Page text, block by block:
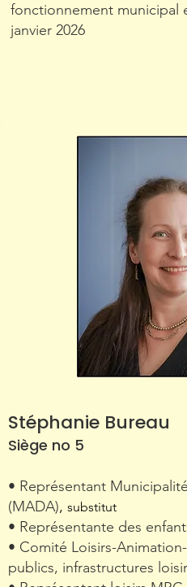
fonctionnement municipal
janvier 2026
Stéphanie Bureau
Siège no 5
• Représentant
(MADA), substitut
• Représentante des
• Comité Loisirs-
publics, infrastructures